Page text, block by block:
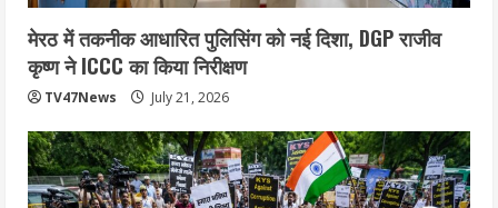
मेरठ में तकनीक आधारित पुलिसिंग को नई दिशा, DGP राजीव
कृष्ण ने ICCC का किया निरीक्षण
TV47News July 21, 2026